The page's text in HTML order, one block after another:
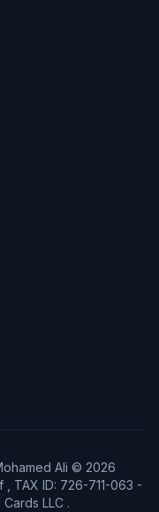
Ali © 2026
TAX ID: 726-711-063 -
LLC .